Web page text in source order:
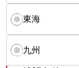
東海
九州